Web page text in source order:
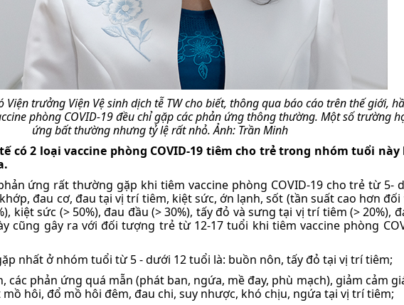
Viện trưởng Viện Vệ sinh dịch tễ TW cho biết, thông qua báo cáo trên thế giới,
phòng COVID-19 đều chỉ gặp các phản ứng thông thường. Một số trường
ứng bất thường nhưng tỷ lệ rất nhỏ. Ảnh: Trần Minh
có 2 loại vaccine phòng COVID-19 tiêm cho trẻ trong nhóm tuổi này
ứng rất thường gặp khi tiêm vaccine phòng COVID-19 cho trẻ từ 5-
đau cơ, đau tại vị trí tiêm, kiệt sức, ớn lạnh, sốt (tần suất cao hơn
kiệt sức (> 50%), đau đầu (> 30%), tấy đỏ và sưng tại vị trí tiêm (> 20%),
cũng gây ra với đối tượng trẻ từ 12-17 tuổi khi tiêm vaccine phòng
nhất ở nhóm tuổi từ 5 - dưới 12 tuổi là: buồn nôn, tấy đỏ tại vị trí tiêm;
các phản ứng quá mẫn (phát ban, ngứa, mề đay, phù mạch), giảm cảm
hôi, đổ mồ hôi đêm, đau chi, suy nhược, khó chịu, ngứa tại vị trí tiêm;